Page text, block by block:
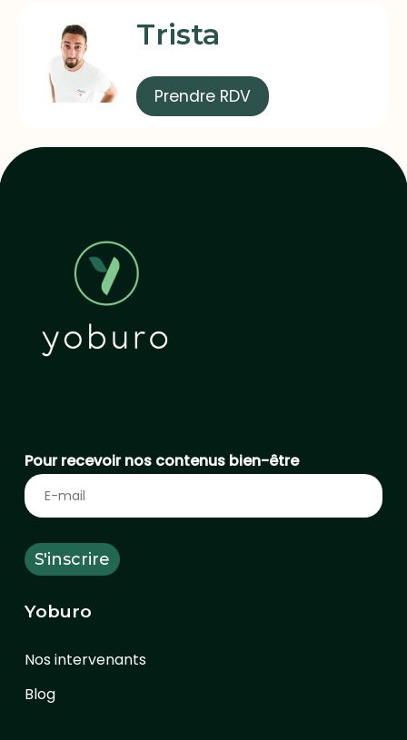
Trista
Prendre RDV
Pour recevoir nos contenus bien-être
Yoburo
Nos intervenants
Blog